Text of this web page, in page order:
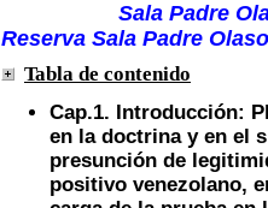
Sala Padre
Reserva Sala Padre
Tabla de contenido
Cap.1. Introducción:
en la doctrina y en el
presunción de
positivo venezolano,